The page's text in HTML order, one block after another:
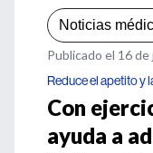
Noticias
Publicado el 16
Reduce el apetito y
Con
ayuda a